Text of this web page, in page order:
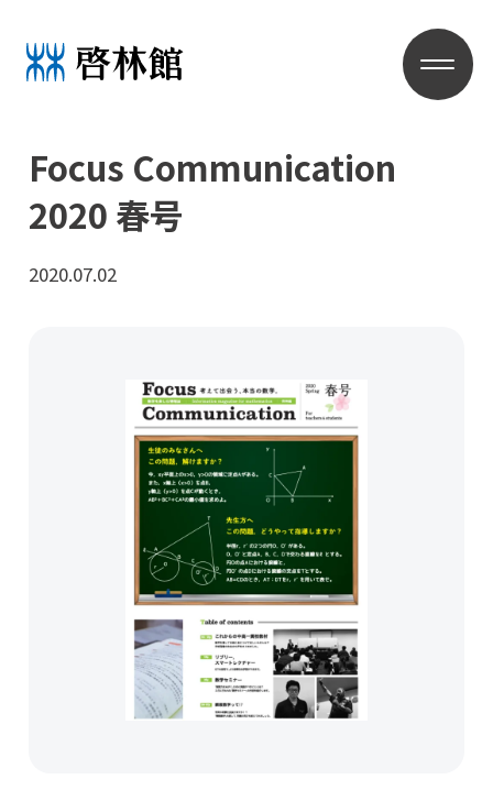
Focus Communication
2020 春号
2020.07.02